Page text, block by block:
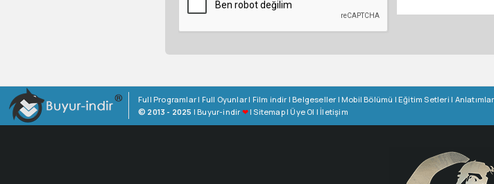
Full Programlar| Full Oyunlar| Film indir |Belgeseller |Mobil Bölümü |Eğitim Setleri | Anlatımlar
© 2013 - 2025 |Buyur-indir ❤|Sitemap|Üye Ol | İletişim